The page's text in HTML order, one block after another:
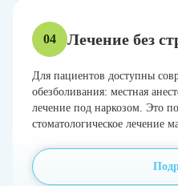
04 Лечение без
Для пациентов доступны
обезболивания: местная
лечение под наркозом. Это
стоматологическое лечение